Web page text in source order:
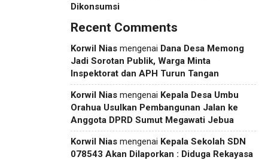
Dikonsumsi
Recent Comments
Korwil Nias mengenai Dana Desa Memong
Jadi Sorotan Publik, Warga Minta
Inspektorat dan APH Turun Tangan
Korwil Nias mengenai Kepala Desa Umbu
Orahua Usulkan Pembangunan Jalan ke
Anggota DPRD Sumut Megawati Jebua
Korwil Nias mengenai Kepala Sekolah SDN
078543 Akan Dilaporkan : Diduga Rekayasa